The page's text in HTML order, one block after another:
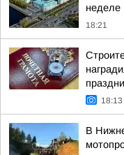
неделе
18:21
18:13
В